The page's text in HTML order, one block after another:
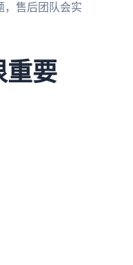
，售后团队会实
重要